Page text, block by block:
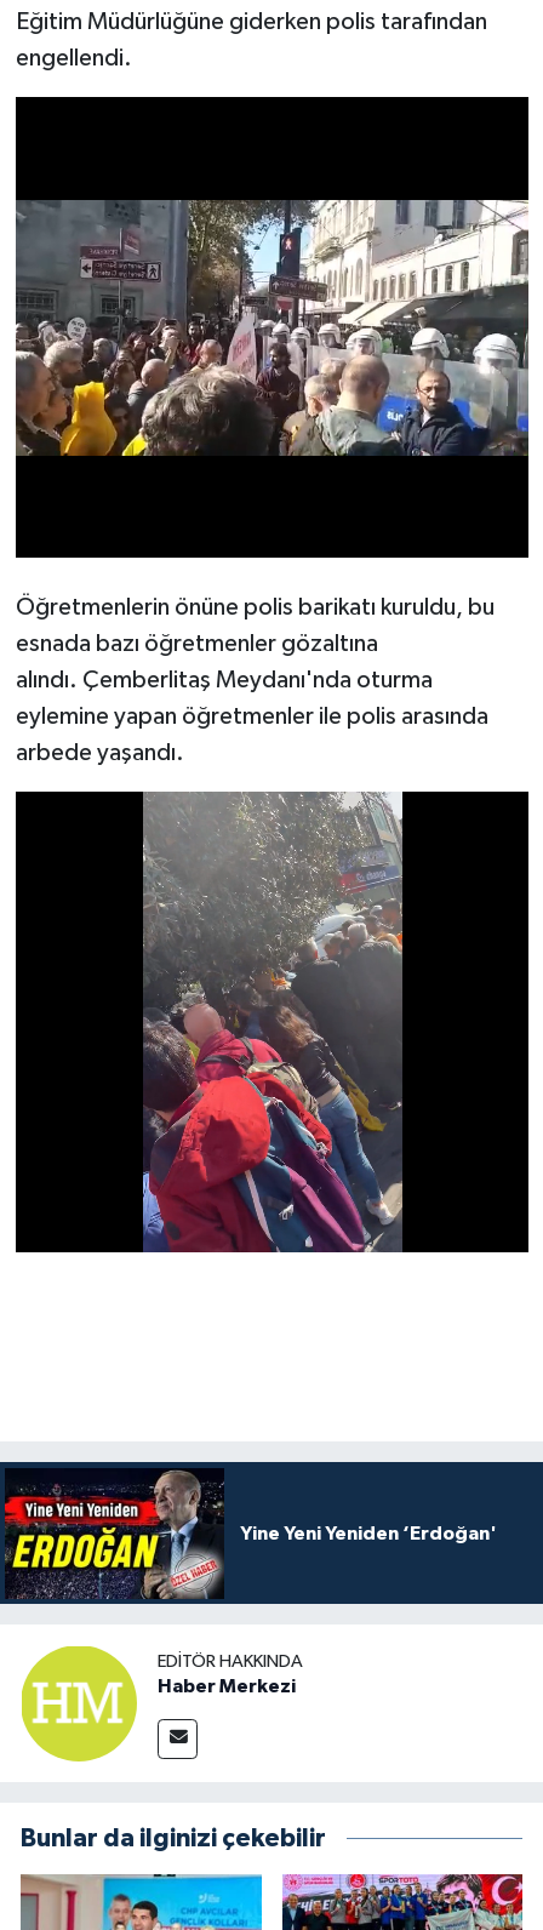
Eğitim Müdürlüğüne giderken polis tarafından
engellendi.
Öğretmenlerin önüne polis barikatı kuruldu, bu
esnada bazı öğretmenler gözaltına
alındı. Çemberlitaş Meydanı'nda oturma
eylemine yapan öğretmenler ile polis arasında
arbede yaşandı.
Yine Yeni Yeniden ‘Erdoğan'
EDITÖR HAKKINDA
Haber Merkezi
Bunlar da ilginizi çekebilir